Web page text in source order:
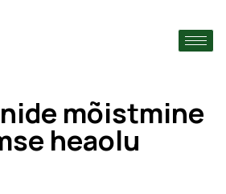
mõistmine
heaolu